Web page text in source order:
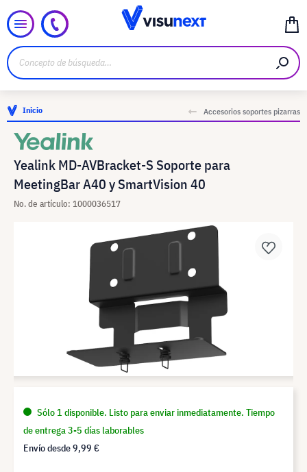
Inicio Accesorios soportes pizarras
Yealink MD-AVBracket-S Soporte para
MeetingBar A40 y SmartVision 40
No. de artículo: 1000036517
Sólo 1 disponible. Listo para enviar inmediatamente. Tiempo
de entrega 3-5 días laborables
Envío desde9,99 €